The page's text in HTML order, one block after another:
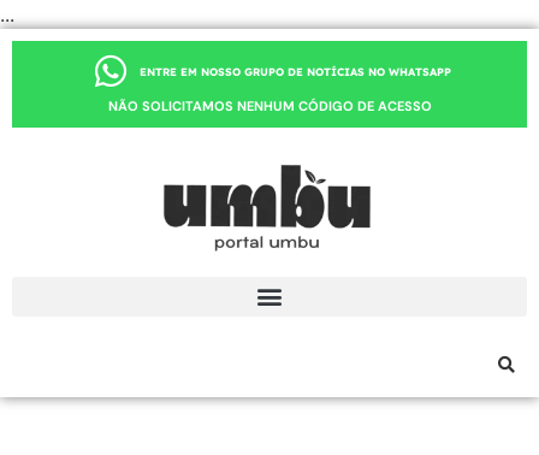
...
ENTRE EM NOSSO GRUPO DE NOTÍCIAS NO WHATSAPP
NÃO SOLICITAMOS NENHUM CÓDIGO DE ACESSO